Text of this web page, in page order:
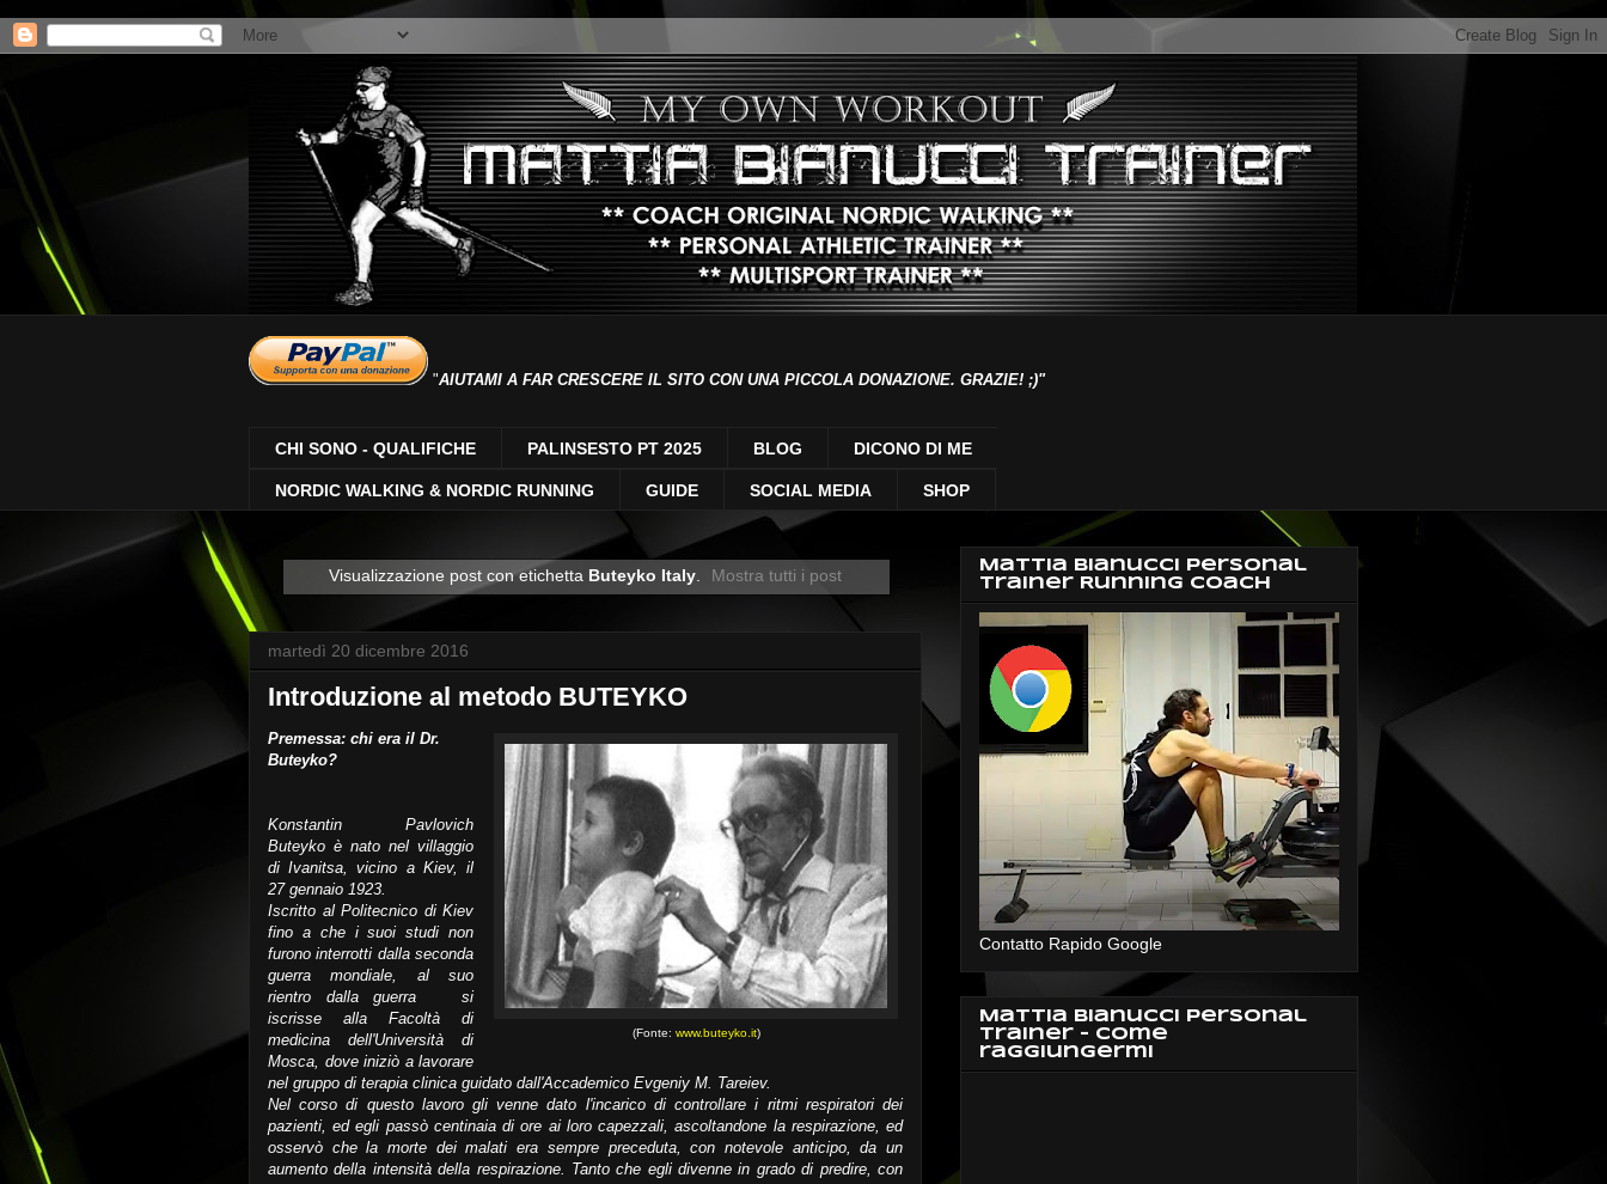
"AIUTAMI A FAR CRESCERE IL SITO CON UNA PICCOLA DONAZIONE. GRAZIE! ;)"
CHI SONO - QUALIFICHE PALINSESTO PT 2025 BLOG DICONO DI ME
NORDIC WALKING & NORDIC RUNNING GUIDE SOCIAL MEDIA SHOP
Visualizzazione post con etichetta Buteyko Italy. Mostra tutti i post
martedì 20 dicembre 2016
Introduzione al metodo BUTEYKO
(Fonte: www.buteyko.it)
Premessa: chi era il Dr.
Buteyko?
Konstantin Pavlovich
Buteyko è nato nel villaggio
di Ivanitsa, vicino a Kiev, il
27 gennaio 1923.
Iscritto al Politecnico di Kiev
fino a che i suoi studi non
furono interrotti dalla seconda
guerra mondiale, al suo
rientro dalla guerra si
iscrisse alla Facoltà di
medicina dell'Università di
Mosca, dove iniziò a lavorare
nel gruppo di terapia clinica guidato dall'Accademico Evgeniy M. Tareiev.
Nel corso di questo lavoro gli venne dato l'incarico di controllare i ritmi respiratori dei
pazienti, ed egli passò centinaia di ore ai loro capezzali, ascoltandone la respirazione, ed
osservò che la morte dei malati era sempre preceduta, con notevole anticipo, da un
aumento della intensità della respirazione. Tanto che egli divenne in grado di predire, con
Mattia Bianucci Personal
Trainer Running Coach
Contatto Rapido Google
Mattia Bianucci Personal
Trainer - Come
raggiungermi